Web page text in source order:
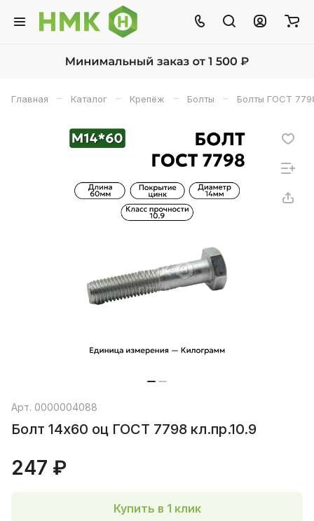
Главная – Каталог – Крепёж – Болты – Болты ГОСТ
Арт. 0000004088
Болт 14х60 оц ГОСТ 7798 кл.пр.10.9
247 ₽
Купить в 1 клик